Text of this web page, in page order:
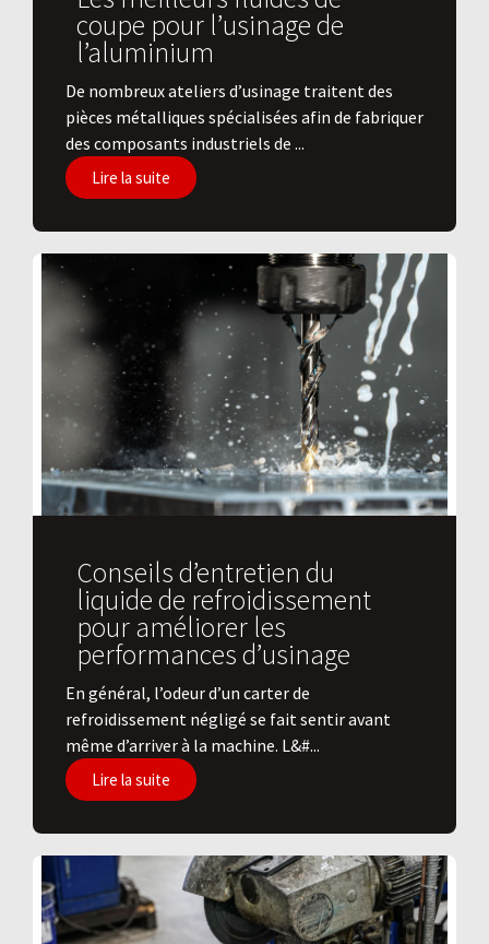
coupe pour l’usinage de
l’aluminium
De nombreux ateliers d’usinage traitent des
pièces métalliques spécialisées afin de fabriquer
des composants industriels de ...
Lire la suite
Conseils d’entretien du
liquide de refroidissement
pour améliorer les
performances d’usinage
En général, l’odeur d’un carter de
refroidissement négligé se fait sentir avant
même d’arriver à la machine. L&#...
Lire la suite